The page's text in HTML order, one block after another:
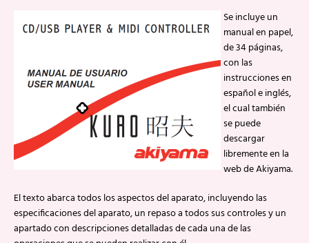
Se incluye un
manual en papel,
de 34 páginas,
con las
instrucciones en
español e inglés,
el cual también
se puede
descargar
libremente en la
web de Akiyama.
El texto abarca todos los aspectos del aparato, incluyendo las
especificaciones del aparato, un repaso a todos sus controles y un
apartado con descripciones detalladas de cada una de las